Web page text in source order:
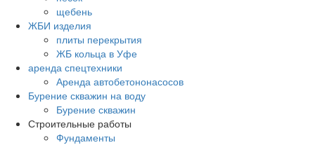
щебень
ЖБИ изделия
плиты перекрытия
ЖБ кольца в Уфе
аренда спецтехники
Аренда автобетононасосов
Бурение скважин на воду
Бурение скважин
Строительные работы
Фундаменты